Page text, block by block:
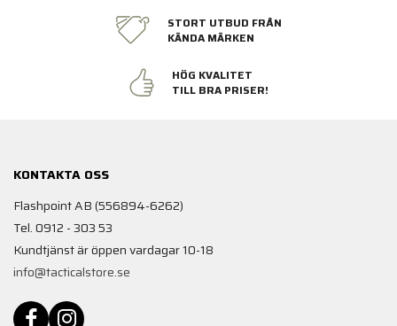
STORT UTBUD FRÅN
KÄNDA MÄRKEN
HÖG KVALITET
TILL BRA PRISER!
KONTAKTA OSS
Flashpoint AB (556894-6262)
Tel. 0912 - 303 53
Kundtjänst är öppen vardagar 10-18
info@tacticalstore.se